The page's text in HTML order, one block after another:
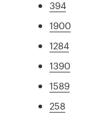
394
1900
1284
1390
1589
258